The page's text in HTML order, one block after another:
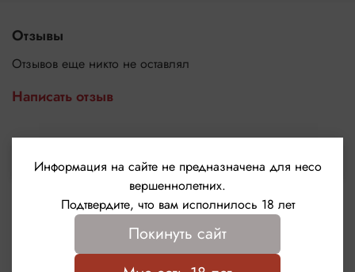
Отзывы
Отзывов еще никто не оставлял
Написать отзыв
Информация на сайте не предназначена для несо
вершеннолетних.
Подтвердите, что вам исполнилось 18 лет
Покинуть сайт